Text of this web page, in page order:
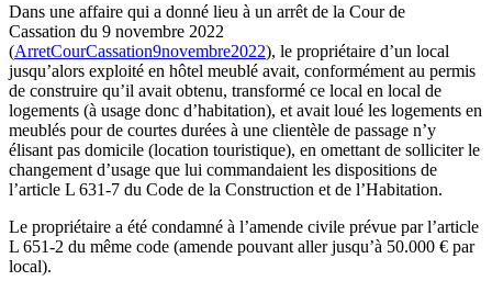
Dans une affaire qui a donné lieu à un arrêt de la Cour de
Cassation du 9 novembre 2022
(ArretCourCassation9novembre2022), le propriétaire d’un local
jusqu’alors exploité en hôtel meublé avait, conformément au permis
de construire qu’il avait obtenu, transformé ce local en local de
logements (à usage donc d’habitation), et avait loué les logements en
meublés pour de courtes durées à une clientèle de passage n’y
élisant pas domicile (location touristique), en omettant de solliciter le
changement d’usage que lui commandaient les dispositions de
l’article L 631-7 du Code de la Construction et de l’Habitation.
Le propriétaire a été condamné à l’amende civile prévue par l’article
L 651-2 du même code (amende pouvant aller jusqu’à 50.000 € par
local).